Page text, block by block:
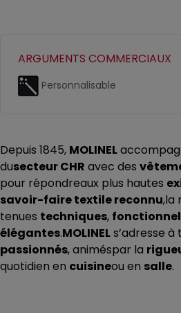
ARGUMENTS COMMERCIAUX
Personnalisable
Depuis 1845, MOLINEL
dusecteur CHR avec des
pour répondreaux plus hautes
savoir-faire textile reconnu,la
tenues techniques,
élégantes.MOLINELs’adresse à
passionnés, animéspar la
quotidien en cuisineou en salle.